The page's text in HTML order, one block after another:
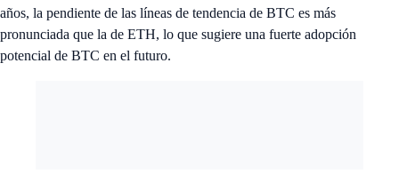
años, la pendiente de las líneas de tendencia de BTC es más
pronunciada que la de ETH, lo que sugiere una fuerte adopción
potencial de BTC en el futuro.